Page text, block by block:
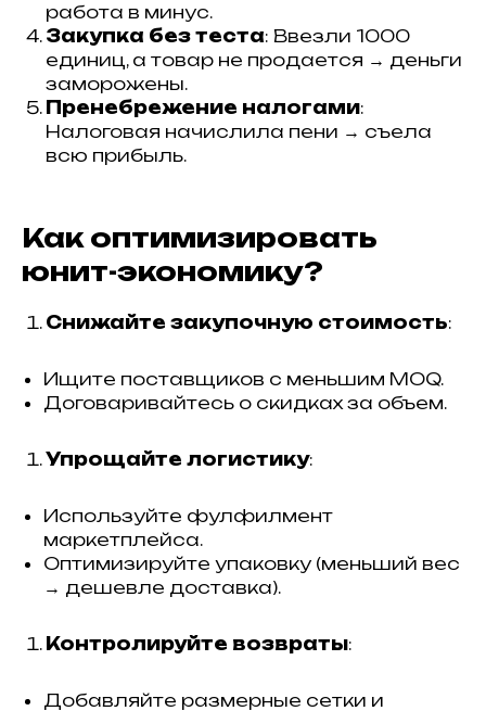
работа в минус.
Закупка без теста: Ввезли 1000
единиц, а товар не продается → деньги
заморожены.
Пренебрежение налогами:
Налоговая начислила пени → съела
всю прибыль.
Как оптимизировать
юнит-экономику?
Снижайте закупочную стоимость:
Ищите поставщиков с меньшим MOQ.
Договаривайтесь о скидках за объем.
Упрощайте логистику:
Используйте фулфилмент
маркетплейса.
Оптимизируйте упаковку (меньший вес
→ дешевле доставка).
Контролируйте возвраты:
Добавляйте размерные сетки и